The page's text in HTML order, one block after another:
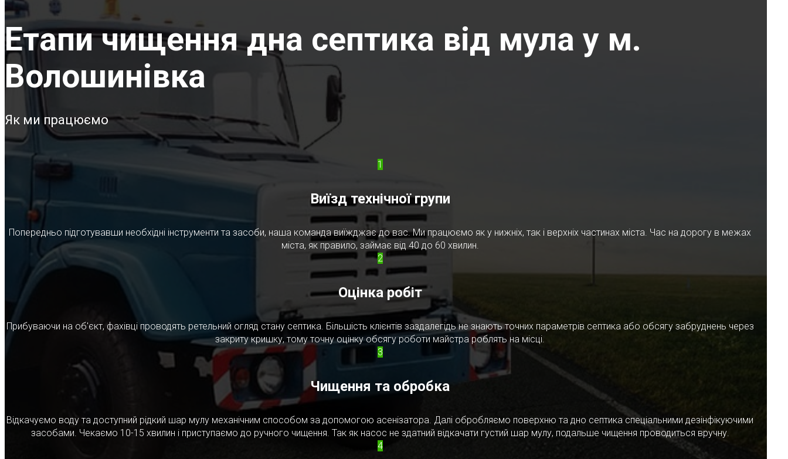
Етапи чищення дна септика від мула у м.
Волошинівка
Як ми працюємо
1
Виїзд технічної групи
Попередньо підготувавши необхідні інструменти та засоби, наша команда виїжджає до вас. Ми працюємо як у нижніх, так і верхніх частинах міста. Час на дорогу в межах
міста, як правило, займає від 40 до 60 хвилин.
2
Оцінка робіт
Прибуваючи на об'єкт, фахівці проводять ретельний огляд стану септика. Більшість клієнтів заздалегідь не знають точних параметрів септика або обсягу забруднень через
закриту кришку, тому точну оцінку обсягу роботи майстра роблять на місці.
3
Чищення та обробка
Відкачуємо воду та доступний рідкий шар мулу механічним способом за допомогою асенізатора. Далі обробляємо поверхню та дно септика спеціальними дезінфікуючими
засобами. Чекаємо 10-15 хвилин і приступаємо до ручного чищення. Так як насос не здатний відкачати густий шар мулу, подальше чищення проводиться вручну.
4